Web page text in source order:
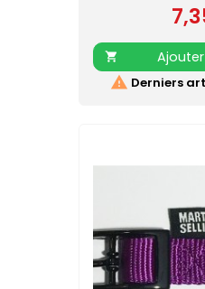
promenades
Laisse en nylon,
Poignée
confort
Retrouvez
Prix

 Derniers